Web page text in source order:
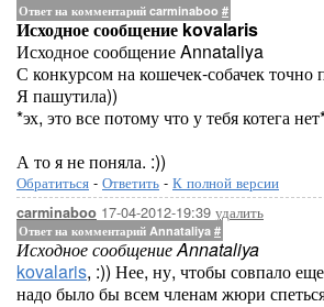
Ответ на комментарий carminaboo #
Исходное сообщение kovalaris
Исходное сообщение Annataliya
С конкурсом на кошечек-собачек точно
Я пашутила))
*эх, это все потому что у тебя котега
А то я не поняла. :))
Обратиться - Ответить - К полной версии
carminaboo 17-04-2012-19:39 удалить
Ответ на комментарий Annataliya #
Исходное сообщение Annataliya
kovalaris, :)) Нее, ну, чтобы совпало
надо было бы всем членам жюри